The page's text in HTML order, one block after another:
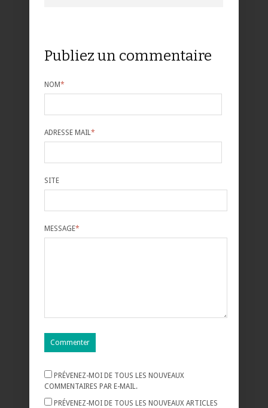
Publiez un commentaire
NOM*
ADRESSE MAIL *
SITE
MESSAGE*
PRÉVENEZ-MOI DE TOUS LES NOUVEAUX
COMMENTAIRES PAR E-MAIL.
PRÉVENEZ-MOI DE TOUS LES NOUVEAUX ARTICLES